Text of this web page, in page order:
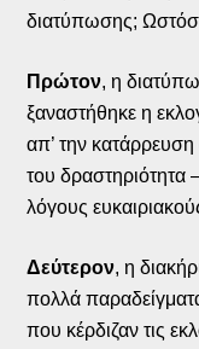
διατύπωσης; Ωστόσο
Πρώτον, η
ξαναστήθηκε η
απ’ την
του δραστηριότητα
λόγους
Δεύτερον, η
πολλά
που κέρδιζαν τις